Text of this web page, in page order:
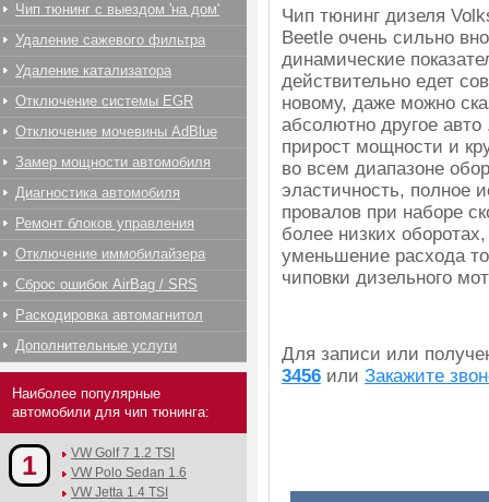
Чип тюнинг дизеля
Beetle очень сильно
динамические
действительно едет
новому, даже можно
абсолютно другое
прирост мощности и
во всем диапазоне
эластичность, полное
провалов при наборе
более низких
уменьшение расхода
чиповки дизельного
Для записи или
3456 или Закажите
Чип тюнинг с выездом 'на дом'
Удаление сажевого фильтра
Удаление катализатора
Отключение системы EGR
Отключение мочевины AdBlue
Замер мощности автомобиля
Диагностика автомобиля
Ремонт блоков управления
Отключение иммобилайзера
Сброс ошибок AirBag / SRS
Раскодировка автомагнитол
Дополнительные услуги
Наиболее популярные
автомобили для чип тюнинга:
1
VW Golf 7 1.2 TSI
VW Polo Sedan 1.6
VW Jetta 1.4 TSI